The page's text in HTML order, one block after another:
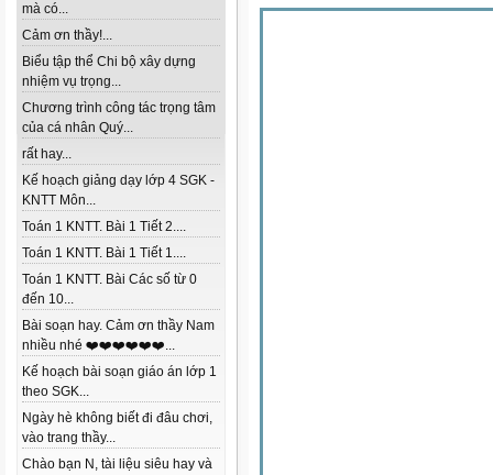
mà có...
Cảm ơn thầy!...
Biểu tập thể Chi bộ xây dựng
nhiệm vụ trọng...
Chương trình công tác trọng tâm
của cá nhân Quý...
rất hay...
Kế hoạch giảng dạy lớp 4 SGK -
KNTT Môn...
Toán 1 KNTT. Bài 1 Tiết 2....
Toán 1 KNTT. Bài 1 Tiết 1....
Toán 1 KNTT. Bài Các số từ 0
đến 10...
Bài soạn hay. Cảm ơn thầy Nam
nhiều nhé ❤️❤️❤️❤️❤️❤️...
Kế hoạch bài soạn giáo án lớp 1
theo SGK...
Ngày hè không biết đi đâu chơi,
vào trang thầy...
Chào bạn N, tài liệu siêu hay và